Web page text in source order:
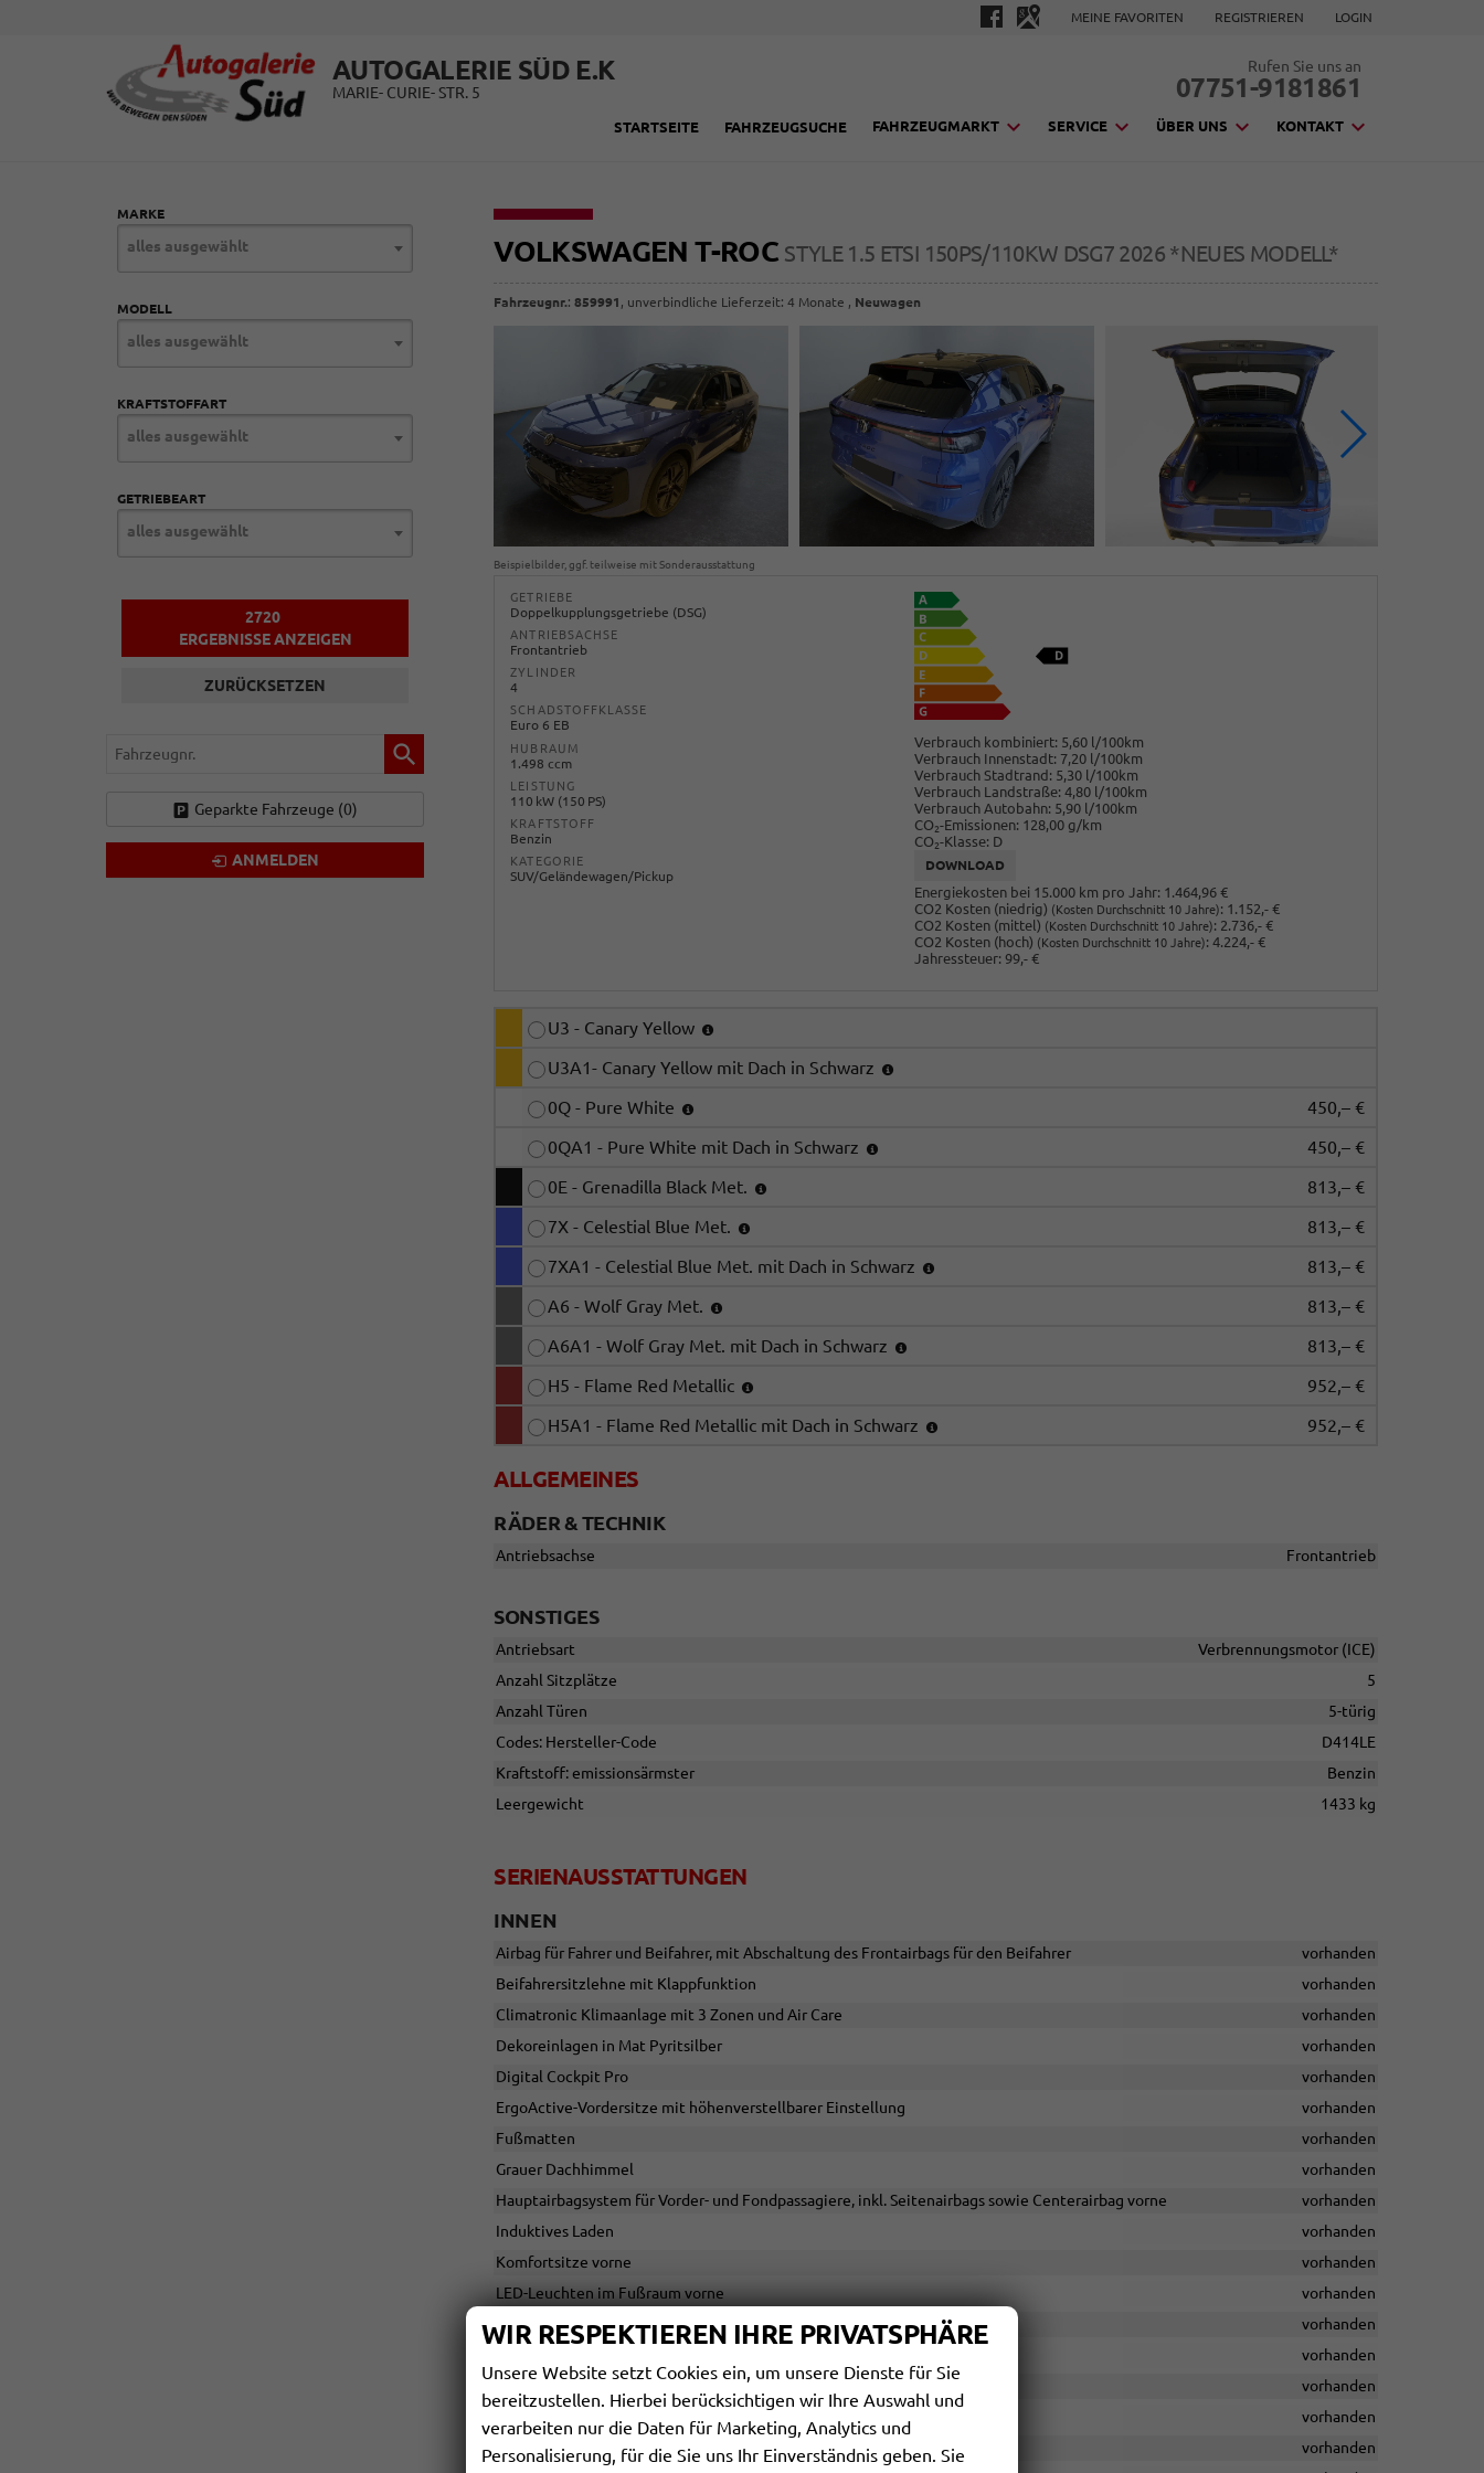
MEINE FAVORITEN REGISTRIEREN LOGIN
AUTOGALERIE SÜD E.K
MARIE- CURIE- STR. 5
Rufen Sie uns an
07751-9181861
STARTSEITE FAHRZEUGSUCHE FAHRZEUGMARKT SERVICE ÜBER UNS KONTAKT
VOLKSWAGEN T-ROC STYLE 1.5 ETSI 150PS/110KW DSG7 2026 *NEUES MODELL*
Fahrzeugnr.:859991 , unverbindliche Lieferzeit:4 Monate , Neuwagen
Beispielbilder, ggf. teilweise mit Sonderausstattung
GETRIEBE
Doppelkupplungsgetriebe (DSG)
ANTRIEBSACHSE
Frontantrieb
ZYLINDER
4
SCHADSTOFFKLASSE
Euro 6 EB
HUBRAUM
1.498 ccm
LEISTUNG
110 kW (150 PS)
KRAFTSTOFF
Benzin
KATEGORIE
SUV/Geländewagen/Pickup
Verbrauch kombiniert: 5,60 l/100km
Verbrauch Innenstadt: 7,20 l/100km
Verbrauch Stadtrand: 5,30 l/100km
Verbrauch Landstraße: 4,80 l/100km
Verbrauch Autobahn: 5,90 l/100km
CO2-Emissionen: 128,00 g/km
CO2-Klasse: D
DOWNLOAD
Energiekosten bei 15.000 km pro Jahr: 1.464,96 €
CO2 Kosten (niedrig) (Kosten Durchschnitt 10 Jahre): 1.152,- €
CO2 Kosten (mittel) (Kosten Durchschnitt 10 Jahre): 2.736,- €
CO2 Kosten (hoch) (Kosten Durchschnitt 10 Jahre): 4.224,- €
Jahressteuer: 99,- €
U3 - Canary Yellow
U3A1- Canary Yellow mit Dach in Schwarz
0Q - Pure White
450,– €
0QA1 - Pure White mit Dach in Schwarz
450,– €
0E - Grenadilla Black Met.
813,– €
7X - Celestial Blue Met.
813,– €
7XA1 - Celestial Blue Met. mit Dach in Schwarz
813,– €
A6 - Wolf Gray Met.
813,– €
A6A1 - Wolf Gray Met. mit Dach in Schwarz
813,– €
H5 - Flame Red Metallic
952,– €
H5A1 - Flame Red Metallic mit Dach in Schwarz
952,– €
ALLGEMEINES
RÄDER & TECHNIK
Antriebsachse Frontantrieb
SONSTIGES
Antriebsart
Verbrennungsmotor (ICE)
Anzahl Sitzplätze
5
Anzahl Türen
5-türig
Codes: Hersteller-Code
D414LE
Kraftstoff: emissionsärmster
Benzin
Leergewicht
1433 kg
SERIENAUSSTATTUNGEN
INNEN
Airbag für Fahrer und Beifahrer, mit Abschaltung des Frontairbags für den Beifahrer
vorhanden
Beifahrersitzlehne mit Klappfunktion
vorhanden
Climatronic Klimaanlage mit 3 Zonen und Air Care
vorhanden
Dekoreinlagen in Mat Pyritsilber
vorhanden
Digital Cockpit Pro
vorhanden
ErgoActive-Vordersitze mit höhenverstellbarer Einstellung
vorhanden
Fußmatten
vorhanden
Grauer Dachhimmel
vorhanden
Hauptairbagsystem für Vorder- und Fondpassagiere, inkl. Seitenairbags sowie Centerairbag vorne
vorhanden
Induktives Laden
vorhanden
Komfortsitze vorne
vorhanden
LED-Leuchten im Fußraum vorne
vorhanden
Mittelarmlehne vorne
vorhanden
vorhanden
Rücksitzlehne, asymmetrisch geteilt (60/40) mit Mittelarmlehne
vorhanden
vorhanden
Variable Kofferraumboden
vorhanden
MARKE
alles ausgewählt
MODELL
alles ausgewählt
KRAFTSTOFFART
alles ausgewählt
GETRIEBEART
alles ausgewählt
2720
ERGEBNISSE ANZEIGEN
ZURÜCKSETZEN
Fahrzeugnr.
Geparkte Fahrzeuge (0)
ANMELDEN
WIR RESPEKTIEREN IHRE PRIVATSPHÄRE
Unsere Website setzt Cookies ein, um unsere Dienste für Sie
bereitzustellen. Hierbei berücksichtigen wir Ihre Auswahl und
verarbeiten nur die Daten für Marketing, Analytics und
Personalisierung, für die Sie uns Ihr Einverständnis geben. Sie